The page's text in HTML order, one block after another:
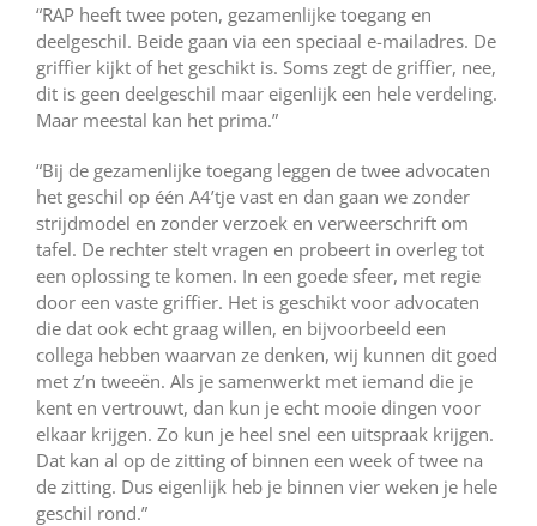
“RAP heeft twee poten, gezamenlijke toegang en
deelgeschil. Beide gaan via een speciaal e-mailadres. De
griffier kijkt of het geschikt is. Soms zegt de griffier, nee,
dit is geen deelgeschil maar eigenlijk een hele verdeling.
Maar meestal kan het prima.”
“Bij de gezamenlijke toegang leggen de twee advocaten
het geschil op één A4’tje vast en dan gaan we zonder
strijdmodel en zonder verzoek en verweerschrift om
tafel. De rechter stelt vragen en probeert in overleg tot
een oplossing te komen. In een goede sfeer, met regie
door een vaste griffier. Het is geschikt voor advocaten
die dat ook echt graag willen, en bijvoorbeeld een
collega hebben waarvan ze denken, wij kunnen dit goed
met z’n tweeën. Als je samenwerkt met iemand die je
kent en vertrouwt, dan kun je echt mooie dingen voor
elkaar krijgen. Zo kun je heel snel een uitspraak krijgen.
Dat kan al op de zitting of binnen een week of twee na
de zitting. Dus eigenlijk heb je binnen vier weken je hele
geschil rond.”